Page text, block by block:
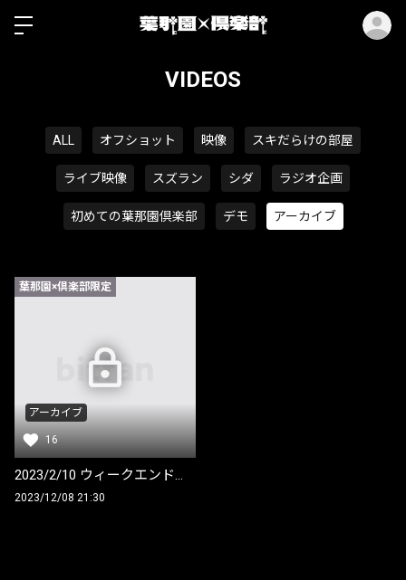
VIDEOS
ALL オフショット 映像 スキだらけの部屋
ライブ映像 スズラン シダ ラジオ企画
初めての葉那園倶楽部 デモ アーカイブ
葉那園×倶楽部限定
アーカイブ
16
2023/2/10 ウィークエンド華園アーカイブ
2023/12/08 21:30